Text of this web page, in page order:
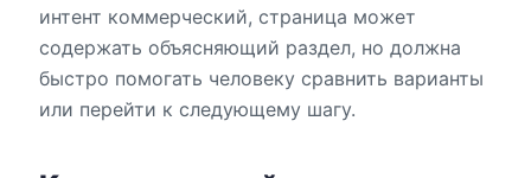
интент коммерческий, страница может
содержать объясняющий раздел, но должна
быстро помогать человеку сравнить варианты
или перейти к следующему шагу.